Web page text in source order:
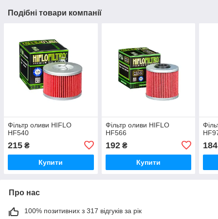
Подібні товари компанії
Фільтр оливи HIFLO
HF540
215 ₴
Купити
Фільтр оливи HIFLO
HF566
192₴
Купити
184
Про нас
100% позитивних з 317 відгуків за рік